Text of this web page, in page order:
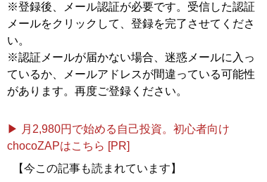
※登録後、メール認証が必要です。受信した認証
メールをクリックして、登録を完了させてくださ
い。
※認証メールが届かない場合、迷惑メールに入っ
ているか、メールアドレスが間違っている可能性
があります。再度ご登録ください。
▶ 月2,980円で始める自己投資。初心者向け
chocoZAPはこちら [PR]
【今この記事も読まれています】